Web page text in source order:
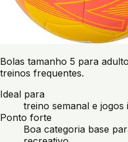
Bolas tamanho 5 para
treinos frequentes.
Ideal para
treino semanal e jogos
Ponto forte
Boa categoria base